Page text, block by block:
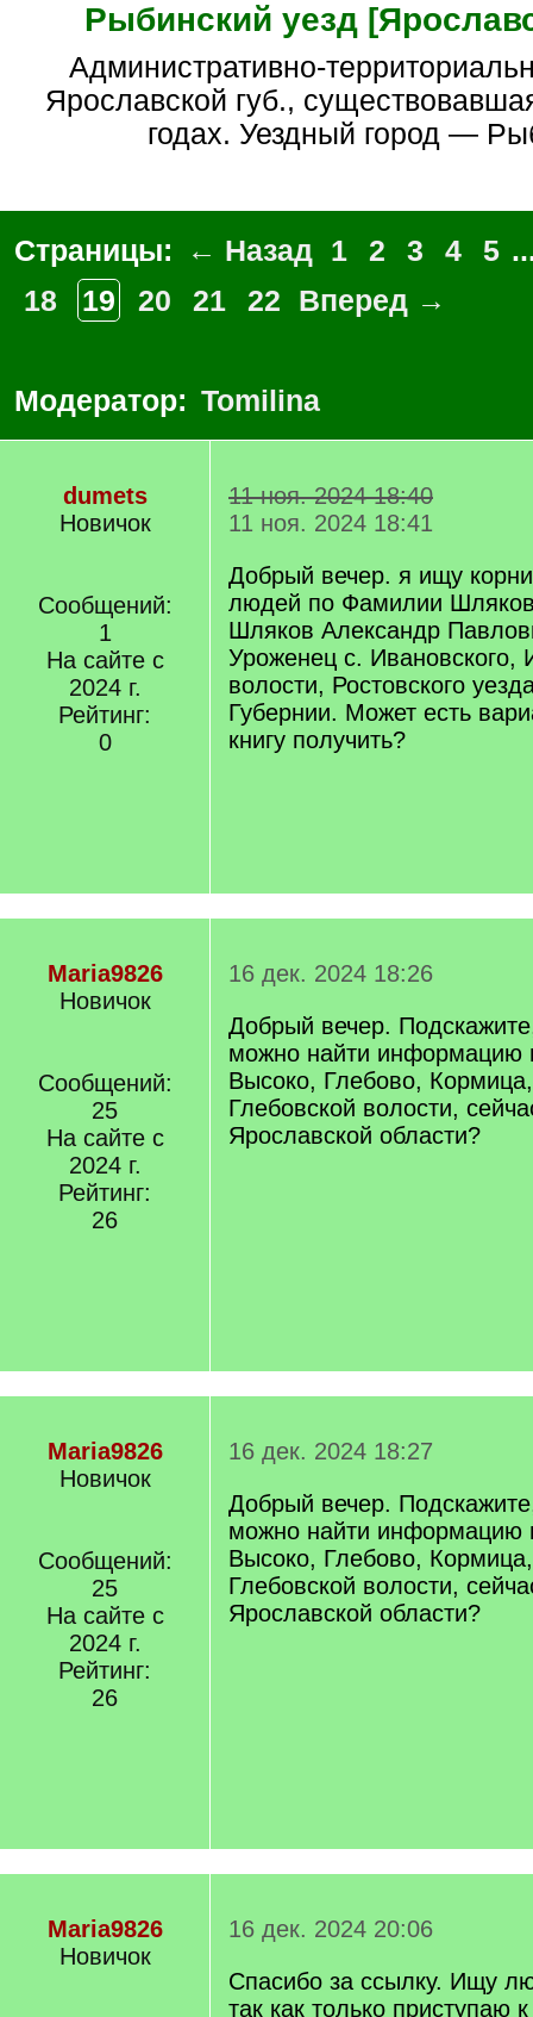
Рыбинский уезд
Административно-территориальная единица
Ярославской губ.,
годах. Уездный город —
Страницы: ← Назад 1 2 3 4 5
18
19 20 21 22 Вперед →
Модератор: Tomilina
dumets
Новичок
Сообщений:
1
На сайте с
2024 г.
Рейтинг:
0
11 ноя. 2024 18:40
11 ноя. 2024 18:41
Добрый вечер. я ищу
людей по Фамилии
Шляков Александр
Уроженец с. Ивановского,
волости, Ростовского
Губернии. Может есть
книгу получить?
Maria9826
Новичок
Сообщений:
25
На сайте с
2024 г.
Рейтинг:
26
16 дек. 2024 18:26
Добрый вечер.
можно найти информацию
Высоко, Глебово,
Глебовской волости,
Ярославской области?
Maria9826
Новичок
Сообщений:
25
На сайте с
2024 г.
Рейтинг:
26
16 дек. 2024 18:27
Добрый вечер.
можно найти информацию
Высоко, Глебово,
Глебовской волости,
Ярославской области?
Maria9826
Новичок
16 дек. 2024 20:06
Спасибо за ссылку. Ищу
так как только приступаю